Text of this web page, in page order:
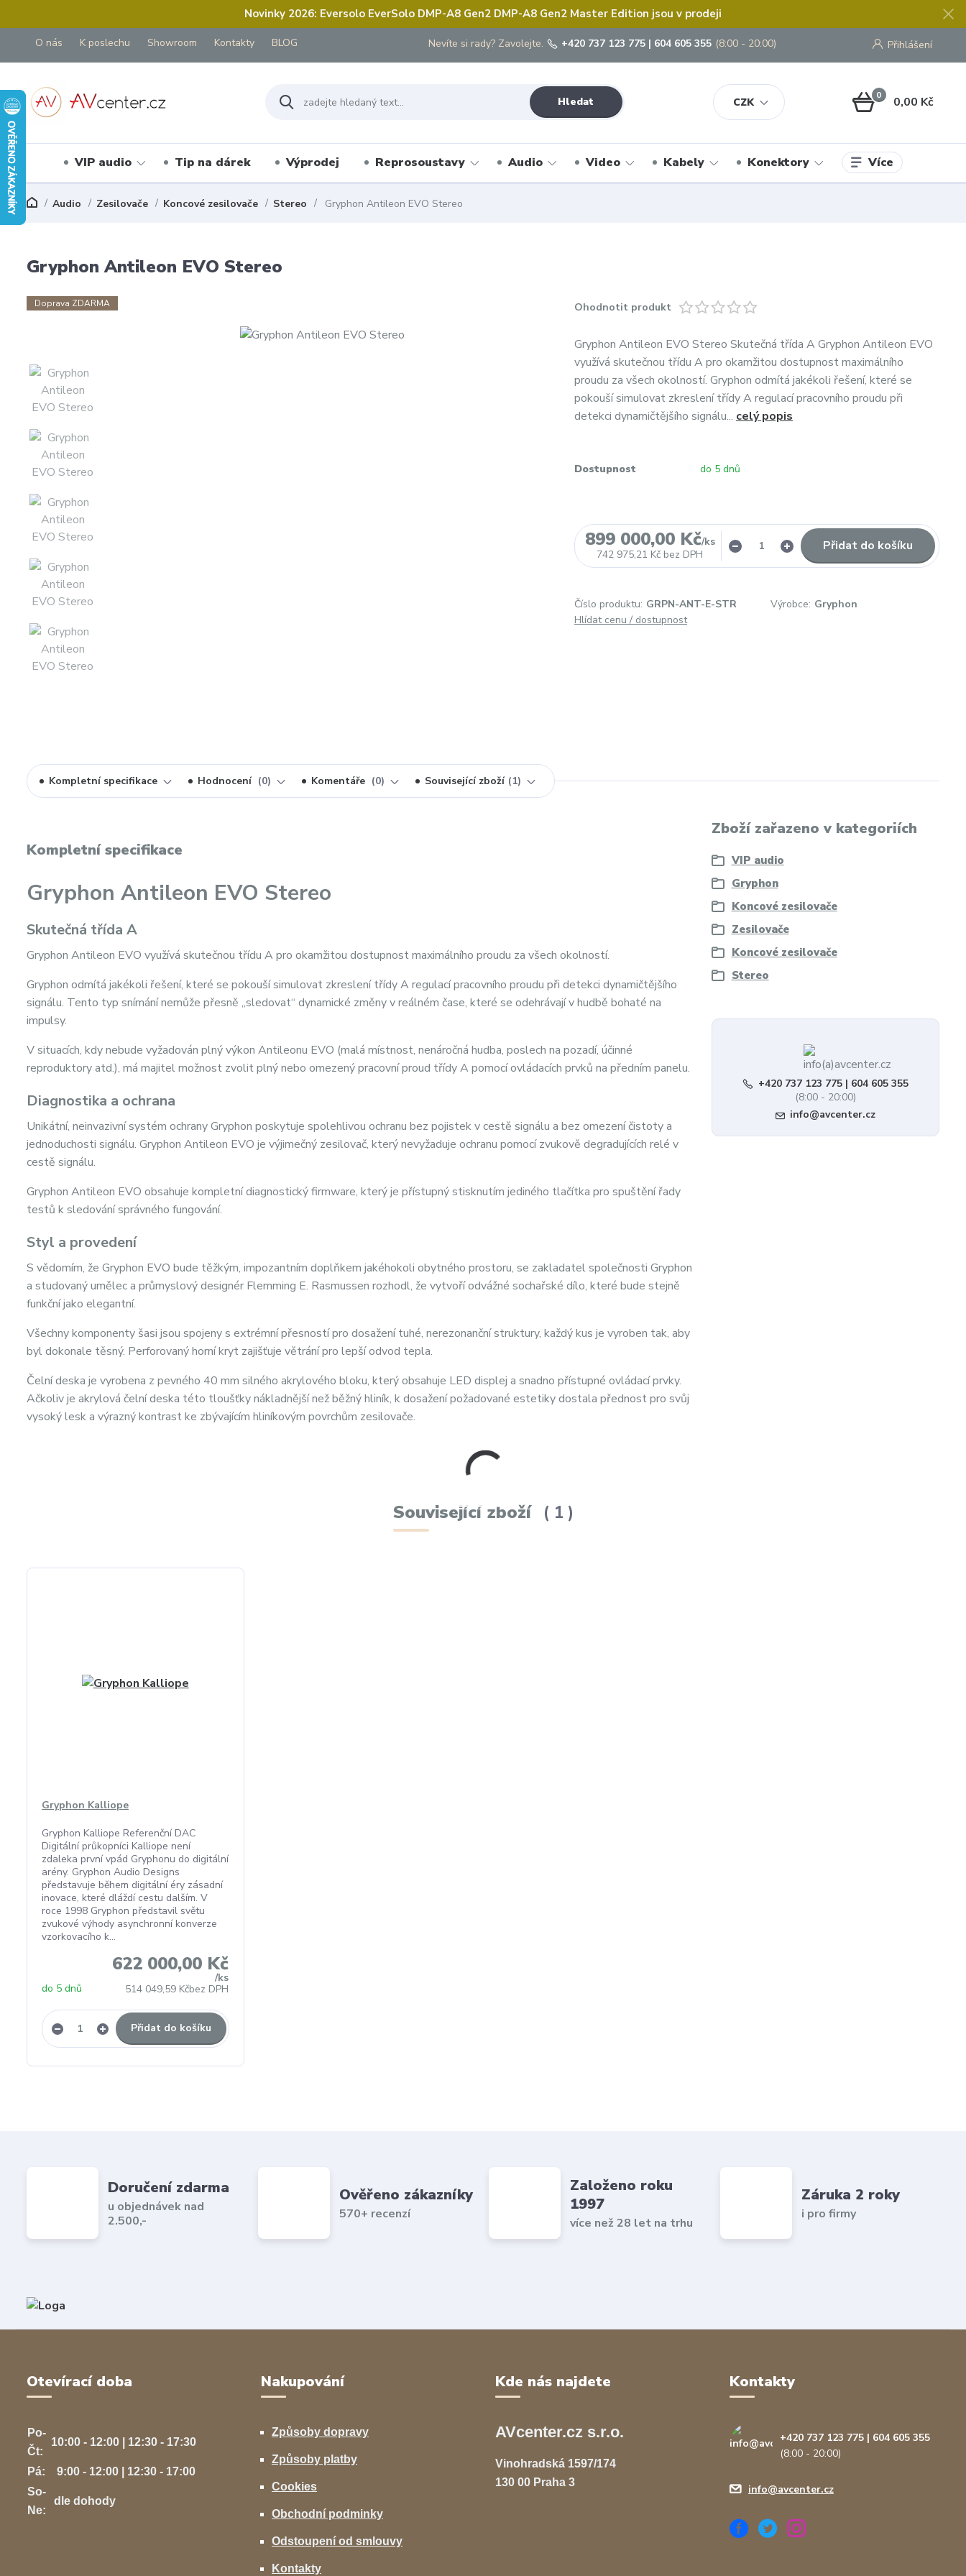
Novinky 2026: Eversolo EverSolo DMP-A8 Gen2 DMP-A8 Gen2 Master Edition jsou v prodeji
O nás K poslechu Showroom Kontakty BLOG
CZK
Přihlášení
Hledat
Nevíte si rady? Zavolejte. +420 737 123 775 | 604 605 355 (8:00 - 20:00)
0 0,00 Kč
VIP audio Tip na dárek Výprodej Reprosoustavy Audio Video Kabely Konektory Více
Audio Zesilovače Koncové zesilovače Stereo Gryphon Antileon EVO Stereo
Gryphon Antileon EVO Stereo
Doprava ZDARMA Ohodnotit produkt
Gryphon Antileon EVO Stereo Skutečná třída A Gryphon Antileon EVO
využívá skutečnou třídu A pro okamžitou dostupnost maximálního
proudu za všech okolností. Gryphon odmítá jakékoli řešení, které se
pokouší simulovat zkreslení třídy A regulací pracovního proudu při
detekci dynamičtějšího signálu... celý popis
Dostupnost do 5 dnů
899 000,00 Kč/ks
742 975,21 Kč bez DPH
Přidat do košíku
Číslo produktu: GRPN-ANT-E-STR Výrobce: Gryphon
Hlídat cenu / dostupnost
Kompletní specifikace Hodnocení 0 Komentáře 0 Související zboží 1
Kompletní specifikace
Gryphon Antileon EVO Stereo
Skutečná třída A
Gryphon Antileon EVO využívá skutečnou třídu A pro okamžitou dostupnost maximálního proudu za všech okolností.
Gryphon odmítá jakékoli řešení, které se pokouší simulovat zkreslení třídy A regulací pracovního proudu při detekci dynamičtějšího
signálu. Tento typ snímání nemůže přesně „sledovat“ dynamické změny v reálném čase, které se odehrávají v hudbě bohaté na
impulsy.
V situacích, kdy nebude vyžadován plný výkon Antileonu EVO (malá místnost, nenáročná hudba, poslech na pozadí, účinné
reproduktory atd.), má majitel možnost zvolit plný nebo omezený pracovní proud třídy A pomocí ovládacích prvků na předním panelu.
Diagnostika a ochrana
Unikátní, neinvazivní systém ochrany Gryphon poskytuje spolehlivou ochranu bez pojistek v cestě signálu a bez omezení čistoty a
jednoduchosti signálu. Gryphon Antileon EVO je výjimečný zesilovač, který nevyžaduje ochranu pomocí zvukově degradujících relé v
cestě signálu.
Gryphon Antileon EVO obsahuje kompletní diagnostický firmware, který je přístupný stisknutím jediného tlačítka pro spuštění řady
testů k sledování správného fungování.
Styl a provedení
S vědomím, že Gryphon EVO bude těžkým, impozantním doplňkem jakéhokoli obytného prostoru, se zakladatel společnosti Gryphon
a studovaný umělec a průmyslový designér Flemming E. Rasmussen rozhodl, že vytvoří odvážné sochařské dílo, které bude stejně
funkční jako elegantní.
Všechny komponenty šasi jsou spojeny s extrémní přesností pro dosažení tuhé, nerezonanční struktury, každý kus je vyroben tak, aby
byl dokonale těsný. Perforovaný horní kryt zajišťuje větrání pro lepší odvod tepla.
Čelní deska je vyrobena z pevného 40 mm silného akrylového bloku, který obsahuje LED displej a snadno přístupné ovládací prvky.
Ačkoliv je akrylová čelní deska této tloušťky nákladnější než běžný hliník, k dosažení požadované estetiky dostala přednost pro svůj
vysoký lesk a výrazný kontrast ke zbývajícím hliníkovým povrchům zesilovače.
Zboží zařazeno v kategoriích
VIP audio
Gryphon
Koncové zesilovače
Zesilovače
Koncové zesilovače
Stereo
+420 737 123 775 | 604 605 355
(8:00 - 20:00)
info@avcenter.cz
Související zboží 1
Gryphon Kalliope
Gryphon Kalliope Referenční DAC
Digitální průkopníci Kalliope není
zdaleka první vpád Gryphonu do digitální
arény. Gryphon Audio Designs
představuje během digitální éry zásadní
inovace, které dláždí cestu dalším. V
roce 1998 Gryphon představil světu
zvukové výhody asynchronní konverze
vzorkovacího k...
622 000,00 Kč
/ks
514 049,59 Kčbez DPH
do 5 dnů
Přidat do košíku
Doručení zdarma
u objednávek nad
2.500,-
Ověřeno zákazníky
570+ recenzí
Založeno roku
1997
více než 28 let na trhu
Záruka 2 roky
i pro firmy
Otevírací doba
Po-
Čt:
10:00 - 12:00 | 12:30 - 17:30
Pá:
9:00 - 12:00 | 12:30 - 17:00
So-
Ne:
dle dohody
Nakupování
Způsoby dopravy
Způsoby platby
Cookies
Obchodní podminky
Odstoupení od smlouvy
Kontakty
Kde nás najdete
AVcenter.cz s.r.o.
Vinohradská 1597/174
130 00 Praha 3
Kontakty
+420 737 123 775 | 604 605 355
(8:00 - 20:00)
info@avcenter.cz